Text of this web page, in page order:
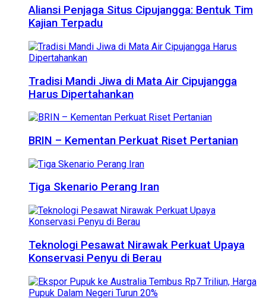
Aliansi Penjaga Situs Cipujangga: Bentuk Tim
Kajian Terpadu
Tradisi Mandi Jiwa di Mata Air Cipujangga
Harus Dipertahankan
BRIN – Kementan Perkuat Riset Pertanian
Tiga Skenario Perang Iran
Teknologi Pesawat Nirawak Perkuat Upaya
Konservasi Penyu di Berau